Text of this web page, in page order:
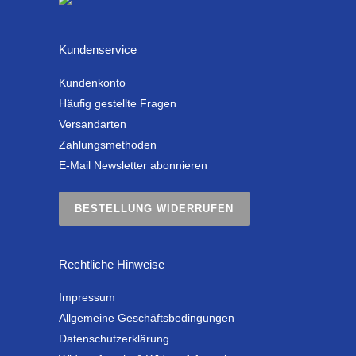
Kundenservice
Kundenkonto
Häufig gestellte Fragen
Versandarten
Zahlungsmethoden
E-Mail Newsletter abonnieren
BESTELLUNG WIDERRUFEN
Rechtliche Hinweise
Impressum
Allgemeine Geschäftsbedingungen
Datenschutzerklärung